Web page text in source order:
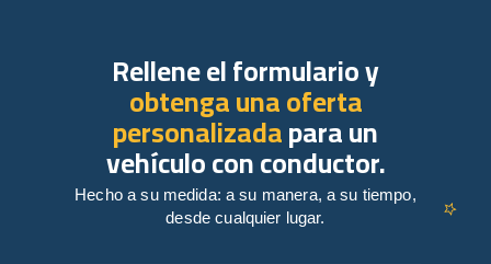
Rellene el formulario y
obtenga una oferta
personalizadapara un
vehículo con conductor.
Hecho a su medida: a su manera, a su tiempo,
desde cualquier lugar.